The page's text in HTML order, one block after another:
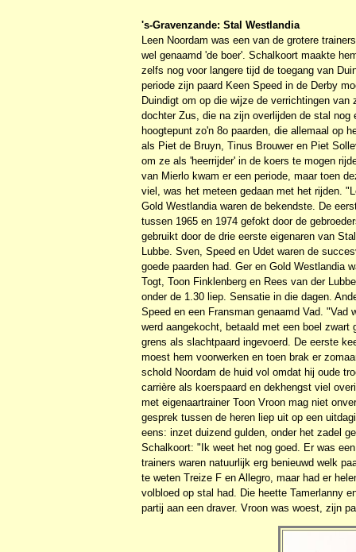
's-Gravenzande: Stal Westlandia
Leen Noordam was een van de grotere
wel genaamd 'de boer'. Schalkoort maakte
zelfs nog voor langere tijd de toegang van
periode zijn paard Keen Speed in de Derby
Duindigt om op die wijze de verrichtingen
dochter Zus, die na zijn overlijden de stal
hoogtepunt zo'n 8o paarden, die allemaal op
als Piet de Bruyn, Tinus Brouwer en Piet
om ze als 'heerrijder' in de koers te mogen
van Mierlo kwam er een periode, maar toen
viel, was het meteen gedaan met het rijden.
Gold Westlandia waren de bekendste. De
tussen 1965 en 1974 gefokt door de
gebruikt door de drie eerste eigenaren van
Lubbe. Sven, Speed en Udet waren de
goede paarden had. Ger en Gold Westlandia
Togt, Toon Finklenberg en Rees van der
onder de 1.30 liep. Sensatie in die dagen.
Speed en een Fransman genaamd Vad.
werd aangekocht, betaald met een boel
grens als slachtpaard ingevoerd. De eerste
moest hem voorwerken en toen brak er
schold Noordam de huid vol omdat hij oude
carrière als koerspaard en dekhengst viel
met eigenaartrainer Toon Vroon mag niet
gesprek tussen de heren liep uit op een
eens: inzet duizend gulden, onder het zadel
Schalkoort: "Ik weet het nog goed. Er was
trainers waren natuurlijk erg benieuwd welk
te weten Treize F en Allegro, maar had er
volbloed op stal had. Die heette Tamerlanny
partij aan een draver. Vroon was woest, zijn